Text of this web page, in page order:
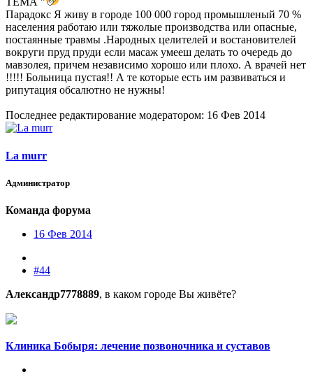
Парадокс Я живу в городе 100 000 город промышленый 70 %
населения работаю или тяжолые производства или опасные,
постаянные травмы .Народных целителей и востановителей
вокруги пруд пруди если масаж умееш делать то очередь до
мавзолея, причем независимо хорошо или плохо. А врачей нет
!!!!! Больница пустая!! А те которые есть им развиваться и
рипутация обсалютно не нужны!
Последнее редактирование модератором: 16 Фев 2014
La murr
Администратор
Команда форума
16 Фев 2014
#44
Александр7778889, в каком городе Вы живёте?
Клиника Бобыря: лечение позвоночника и суставов